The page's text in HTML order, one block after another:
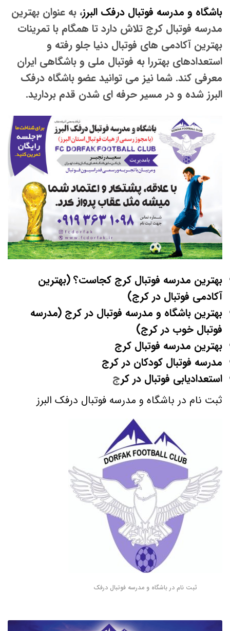
باشگاه و مدرسه فوتبال درفک البرز، به عنوان بهترین
مدرسه فوتبال کرج تلاش دارد تا همگام با تمرینات
بهترین آکادمی های فوتبال دنیا جلو رفته و
استعدادهای بهتررا به فوتبال ملی و باشگاهی ایران
معرفی کند. شما نیز می توانید عضو باشگاه درفک
البرز شده و در مسیر حرفه ای شدن قدم بردارید.
بهترین مدرسه فوتبال کرج کجاست؟ (بهترین
آکادمی فوتبال در کرج)
بهترین باشگاه و مدرسه فوتبال در کرج (مدرسه
فوتبال خوب در کرج)
بهترین مدرسه فوتبال کرج
مدرسه فوتبال کودکان در کرج
استعدادیابی فوتبال در کرج
ثبت نام در باشگاه و مدرسه فوتبال درفک البرز
ثبت نام در باشگاه و مدرسه فوتبال درفک